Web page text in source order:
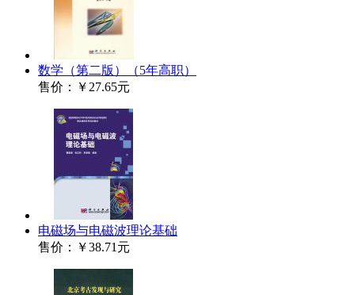
数学（第二版）（5年高职）
售价：
￥27.65元
电磁场与电磁波理论基础
售价：
￥38.71元